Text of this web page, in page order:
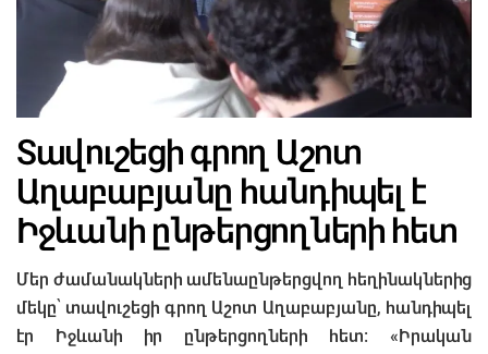
Տավուշեցի գրող Աշոտ
Աղաբաբյանը հանդիպել է
Իջևանի ընթերցողների հետ
Մեր ժամանակների ամենաընթերցվող հեղինակներից
մեկը՝ տավուշեցի գրող Աշոտ Աղաբաբյանը, հանդիպել
էր Իջևանի իր ընթերցողների հետ։ «Իրական